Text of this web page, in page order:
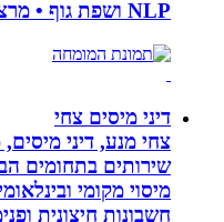
דיני מיסים צחי
צחי מנע, דיני מיסים,
שירותים בתחומים
מיסוי מקומי ובינלאומי *
חשבונות חיצונית